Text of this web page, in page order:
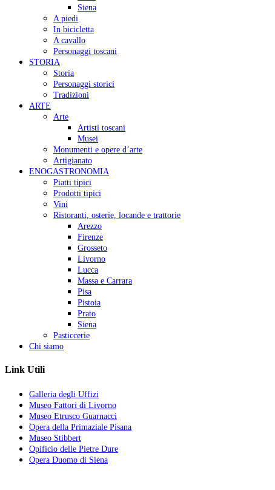
Siena
A piedi
In bicicletta
A cavallo
Personaggi toscani
STORIA
Storia
Personaggi storici
Tradizioni
ARTE
Arte
Artisti toscani
Musei
Monumenti e opere d’arte
Artigianato
ENOGASTRONOMIA
Piatti tipici
Prodotti tipici
Vini
Ristoranti, osterie, locande e trattorie
Arezzo
Firenze
Grosseto
Livorno
Lucca
Massa e Carrara
Pisa
Pistoia
Prato
Siena
Pasticcerie
Chi siamo
Link Utili
Galleria degli Uffizi
Museo Fattori di Livorno
Museo Etrusco Guarnacci
Opera della Primaziale Pisana
Museo Stibbert
Opificio delle Pietre Dure
Opera Duomo di Siena